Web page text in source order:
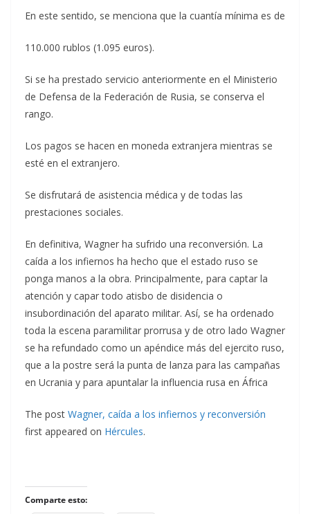
En este sentido, se menciona que la cuantía mínima es de
110.000 rublos (1.095 euros).
Si se ha prestado servicio anteriormente en el Ministerio
de Defensa de la Federación de Rusia, se conserva el
rango.
Los pagos se hacen en moneda extranjera mientras se
esté en el extranjero.
Se disfrutará de asistencia médica y de todas las
prestaciones sociales.
En definitiva, Wagner ha sufrido una reconversión. La
caída a los infiernos ha hecho que el estado ruso se
ponga manos a la obra. Principalmente, para captar la
atención y capar todo atisbo de disidencia o
insubordinación del aparato militar. Así, se ha ordenado
toda la escena paramilitar prorrusa y de otro lado Wagner
se ha refundado como un apéndice más del ejercito ruso,
que a la postre será la punta de lanza para las campañas
en Ucrania y para apuntalar la influencia rusa en África
The post Wagner, caída a los infiernos y reconversión
first appeared on Hércules.
Comparte esto: